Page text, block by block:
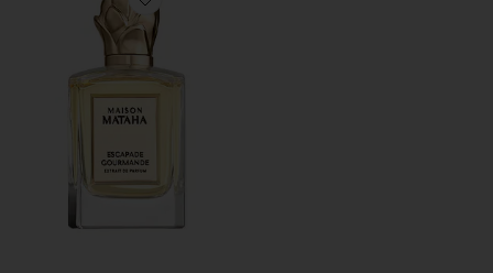
Favorite ПАРФЮМЕРНАЯ ВОДА ESCAPADE GOURMANDE